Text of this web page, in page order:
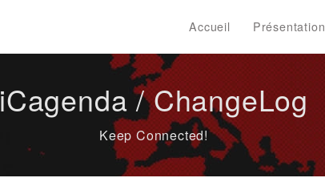
Accueil Présentation
iCagenda / ChangeLog
Keep Connected!